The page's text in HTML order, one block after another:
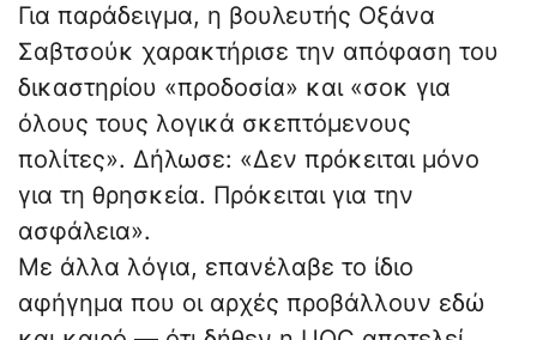
Για παράδειγμα, η βουλευτής Οξάνα
Σαβτσούκ χαρακτήρισε την απόφαση του
δικαστηρίου «προδοσία» και «σοκ για
όλους τους λογικά σκεπτόμενους
πολίτες». Δήλωσε: «Δεν πρόκειται μόνο
για τη θρησκεία. Πρόκειται για την
ασφάλεια».
Με άλλα λόγια, επανέλαβε το ίδιο
αφήγημα που οι αρχές προβάλλουν εδώ